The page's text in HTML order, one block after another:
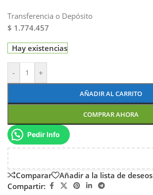
Transferencia o Depósito
$ 1.774.457
Hay existencias
- +
AÑADIR AL CARRITO
COMPRAR AHORA
Pedir Info
Comparar
Añadir a la lista de deseos
Compartir: